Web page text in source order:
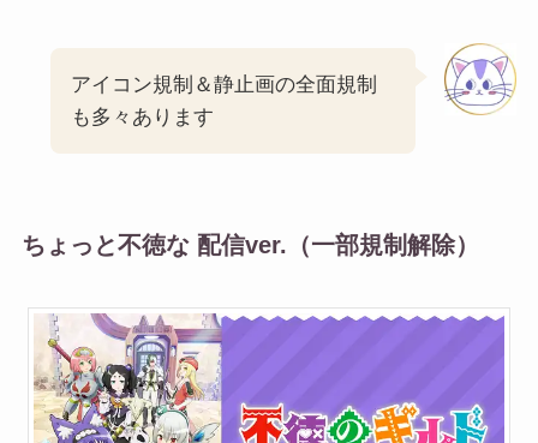
アイコン規制＆静止画の全面規制
も多々あります
ちょっと不徳な 配信ver. （一部規制解除）